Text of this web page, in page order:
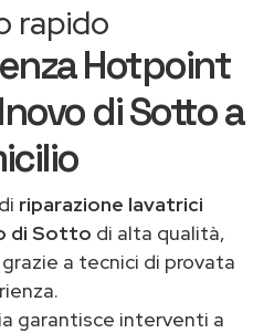
rapido
Hotpoint
di Sotto a
riparazione lavatrici
di Sotto di alta qualità,
a tecnici di provata
garantisce interventi a